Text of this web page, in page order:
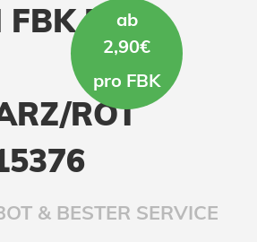
ab
2,90€
pro FBK
FBK ERC-
ROT
& BESTER SERVICE